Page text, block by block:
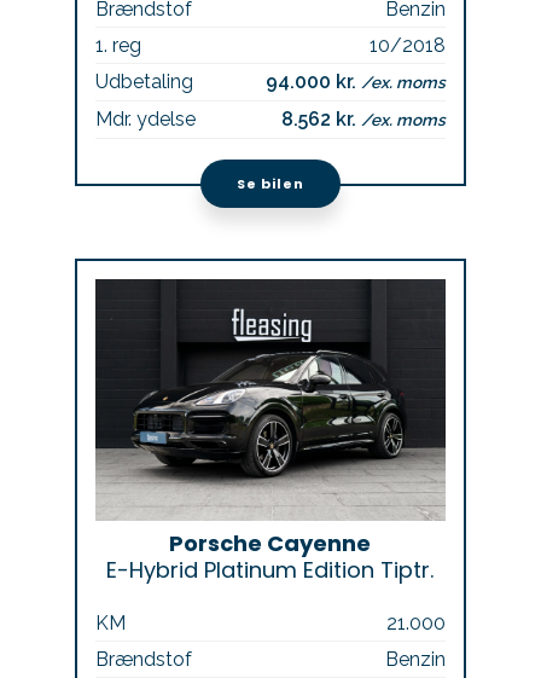
Brændstof
Benzin
1. reg
10/2018
Udbetaling
94.000 kr./ex. moms
Mdr. ydelse 8.562 kr./ex. moms
Se bilen
Porsche Cayenne
E-Hybrid Platinum Edition Tiptr.
KM
21.000
Brændstof
Benzin